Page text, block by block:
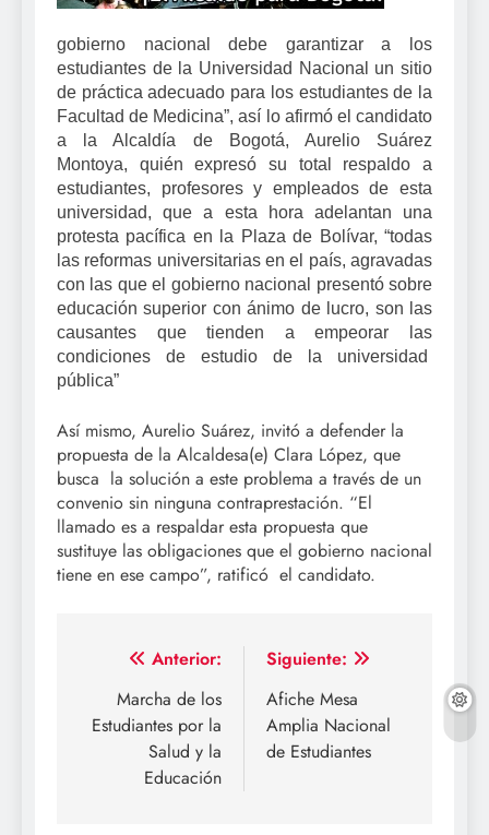
gobierno nacional debe garantizar a los
estudiantes de la Universidad Nacional un sitio
de práctica adecuado para los estudiantes de la
Facultad de Medicina”, así lo afirmó el candidato
a la Alcaldía de Bogotá, Aurelio Suárez
Montoya, quién expresó su total respaldo a
estudiantes, profesores y empleados de esta
universidad, que a esta hora adelantan una
protesta pacífica en la Plaza de Bolívar, “todas
las reformas universitarias en el país, agravadas
con las que el gobierno nacional presentó sobre
educación superior con ánimo de lucro, son las
causantes que tienden a empeorar las
condiciones de estudio de la universidad
pública”
Así mismo, Aurelio Suárez, invitó a defender la
propuesta de la Alcaldesa(e) Clara López, que
busca la solución a este problema a través de un
convenio sin ninguna contraprestación. “El
llamado es a respaldar esta propuesta que
sustituye las obligaciones que el gobierno nacional
tiene en ese campo”, ratificó el candidato.
Navegación
entradas
Anterior:
Marcha de los
Estudiantes por la
Salud y la
Educación
Siguiente:
Afiche Mesa
Amplia Nacional
de Estudiantes